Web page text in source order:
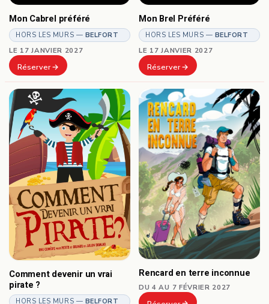
Mon Cabrel préféré
HORS LES MURS — BELFORT
LE 17 JANVIER 2027
Réserver
Mon Brel Préféré
HORS LES MURS — BELFORT
LE 17 JANVIER 2027
Réserver
Comment devenir un vrai
pirate ?
HORS LES MURS — BELFORT
Rencard en terre inconnue
DU 4 AU 7 FÉVRIER 2027